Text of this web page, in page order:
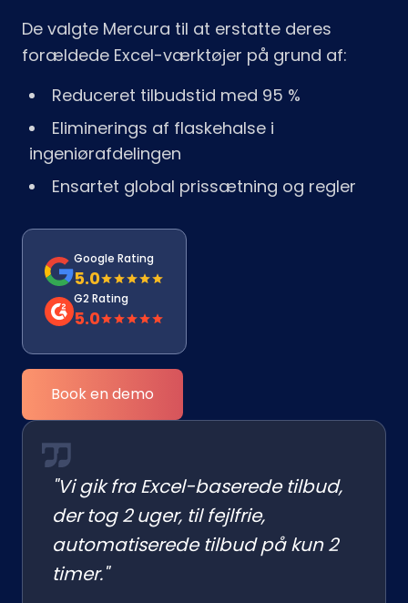
De valgte Mercura til at erstatte deres
forældede Excel-værktøjer på grund af:
Reduceret tilbudstid med 95 %
Eliminerings af flaskehalse i
ingeniørafdelingen
Ensartet global prissætning og regler
Google Rating
5.0
G2 Rating
5.0
Book en demo
"Vi gik fra Excel-baserede tilbud,
der tog 2 uger, til fejlfrie,
automatiserede tilbud på kun 2
timer."